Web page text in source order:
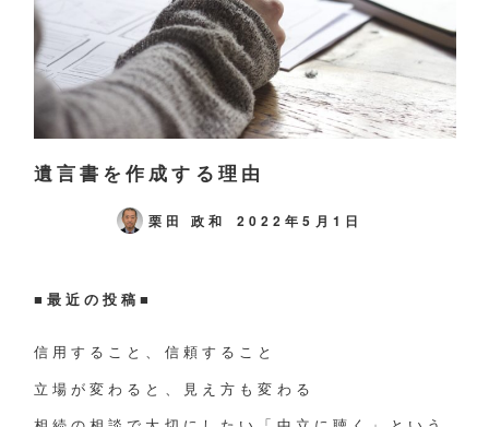
遺言書を作成する理由
栗田 政和 2022年5月1日
■最近の投稿■
信用すること、信頼すること
立場が変わると、見え方も変わる